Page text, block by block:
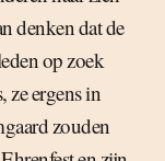
denken dat de
op zoek
ze ergens in
zouden